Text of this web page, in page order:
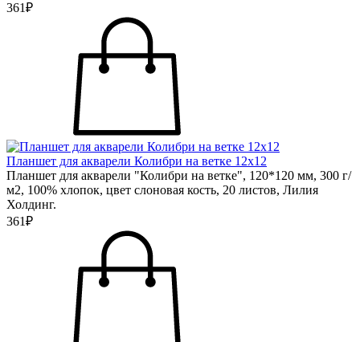
361₽
Планшет для акварели Колибри на ветке 12х12
Планшет для акварели "Колибри на ветке", 120*120 мм, 300 г/
м2, 100% хлопок, цвет слоновая кость, 20 листов, Лилия
Холдинг.
361₽